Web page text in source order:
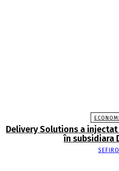
Delivery Solutions a
în subsidiara
SEFIRO